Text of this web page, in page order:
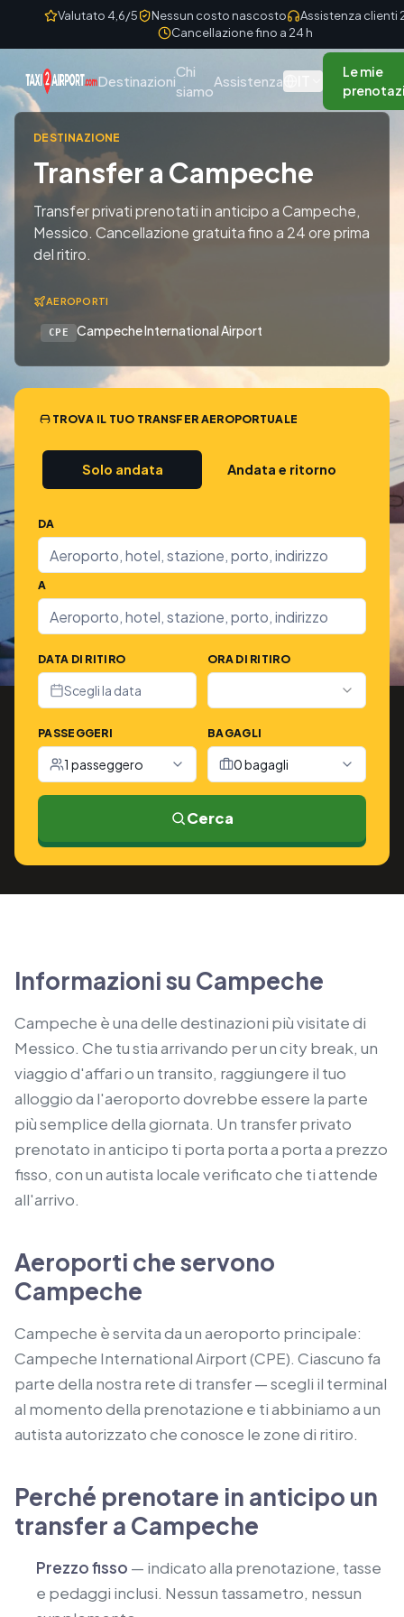
Skip to content
Valutato 4,6/5 Nessun costo nascosto
Assistenza clienti
Cancellazione fino a 24 h
Destinazioni
Chi
siamo
Assistenza
Le mie
DESTINAZIONE
Transfer a Campeche
Transfer privati prenotati in anticipo a Campeche,
Messico. Cancellazione gratuita fino a 24 ore prima
del ritiro.
AEROPORTI
CPE Campeche International Airport
TROVA IL TUO TRANSFER AEROPORTUALE
Solo andata Andata e ritorno
DA
A
DATA DI RITIRO
Scegli la data
ORA DI RITIRO
PASSEGGERI
1 passeggero
BAGAGLI
0 bagagli
Cerca
Informazioni su Campeche
Campeche è una delle destinazioni più visitate di
Messico. Che tu stia arrivando per un city break, un
viaggio d'affari o un transito, raggiungere il tuo
alloggio da l'aeroporto dovrebbe essere la parte
più semplice della giornata. Un transfer privato
prenotato in anticipo ti porta porta a porta a prezzo
fisso, con un autista locale verificato che ti attende
all'arrivo.
Aeroporti che servono
Campeche
Campeche è servita da un aeroporto principale:
Campeche International Airport (CPE). Ciascuno fa
parte della nostra rete di transfer — scegli il terminal
al momento della prenotazione e ti abbiniamo a un
autista autorizzato che conosce le zone di ritiro.
Perché prenotare in anticipo un
transfer a Campeche
Prezzo fisso — indicato alla prenotazione, tasse
e pedaggi inclusi. Nessun tassametro, nessun